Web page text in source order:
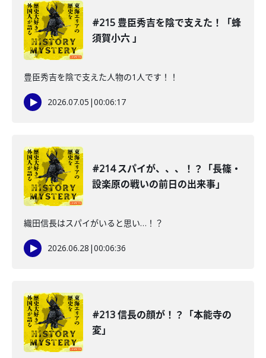
#215 豊臣秀吉を陰で支えた！「蜂
須賀小六 」
豊臣秀吉を陰で支えた人物の1人です！！
2026.07.05 |00:06:17
#214 スパイが、、、！？「長篠・
設楽原の戦いの前日の出来事」
織田信長はスパイがいると思い…！？
2026.06.28 |00:06:36
#213 信長の顔が！？「本能寺の
変」